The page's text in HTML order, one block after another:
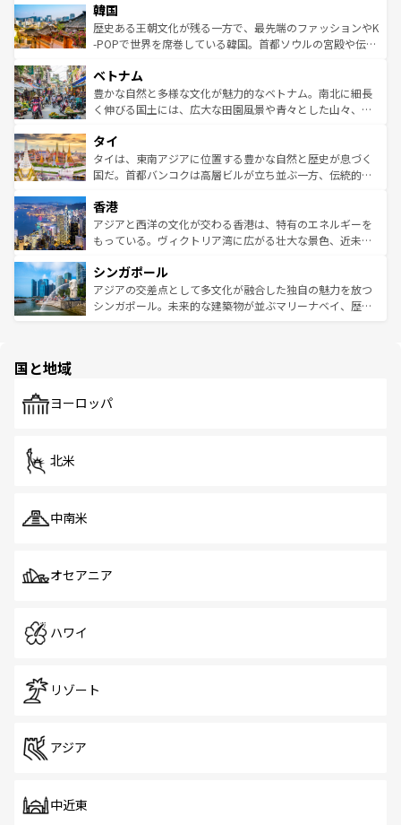
ワイを、存分に味わってほしい。 なお、新着のハワイ情報
はコンテンツ一覧を参照してほしい。
いる。アクティビティも充実しており、サーフィンやダイ
ビング、ハイキングなど、アウトドア好きにはたまらな
い。オーストラリアの多彩な魅力を存分に味わいつくそ
参照してほしい。
ン）、静ひつな山岳地帯である台湾東部など、都市の喧騒
と山間の静けさが共存しており、訪れる人に新しい発見と
驚きをもたらしてくれる。また、奥深い台湾の食文化も魅
容にもいいと評判のスイーツなど、バラエティ豊かな料理
が味わえる。 なお、新着の台湾情報は コンテンツ一覧を参
照してほしい。
韓国
歴史ある王朝文化が残る一方で、最先端のファッションやK
-POPで世界を席巻している韓国。首都ソウルの宮殿や伝統
き、地方に足を延ばせば四季折々の自然美を楽しむことが
できる。そして、キムチや焼肉、絶品のストリートフード
まで、さまざまな韓国料理が待っている。夜には、韓国な
リティに包まれながら、韓国の多彩な魅力を心ゆくまで味
わってみてほしい。 なお、新着の韓国情報はコンテンツ一
覧を参照してほしい。
ベトナム
豊かな自然と多様な文化が魅力的なベトナム。南北に細長
く伸びる国土には、広大な田園風景や青々とした山々、世
急速な発展と共に伝統が息づく。ハノイの古い町並みやホ
ーチミン市のフランス統治時代の建物も、独特の雰囲気を
醸し出している。また、バラエティの豊かさとおいしさで
とつ。フォーやバインミー、ベトナムコーヒーなどは、ぜ
ひ現地で味わいたい。どの地域を訪れてもあたたかい人々
が旅行者を迎えてくれるので、きっと忘れられない旅にな
参照してほしい。
タイ
タイは、東南アジアに位置する豊かな自然と歴史が息づく
国だ。首都バンコクは高層ビルが立ち並ぶ一方、伝統的な
の活気が交差している。北部ではチェンマイなどの山岳地
帯で自然と触れ合い、南部ではプーケットやクラビの美し
いビーチでリゾート気分を楽しむことができる。タイ料理
激する。気候は一年中温暖で、どの季節にも異なる楽しみ
が待っている。親しみやすいタイの人々、仏教を中心とし
た文化、そして多様な観光資源が、訪れる旅人を魅了し続
香港
アジアと西洋の文化が交わる香港は、特有のエネルギーを
もっている。ヴィクトリア湾に広がる壮大な景色、近未来
み、どこを訪れても感動するはず。観光スポットが密集し
ており、効率よく見どころを回れるのも魅力。息をのむよ
うな絶景から文化的な体験まで、香港を存分に楽しみ尽く
シンガポール
アジアの交差点として多文化が融合した独自の魅力を放つ
シンガポール。未来的な建築物が並ぶマリーナベイ、歴史
で、ホーカーズは地元の風情を楽しめる外せないスポット
国と地域
ヨーロッパ
北米
中南米
オセアニア
ハワイ
リゾート
アジア
中近東